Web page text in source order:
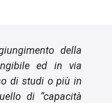
della
ed in via
di studi o più in
di “capacità